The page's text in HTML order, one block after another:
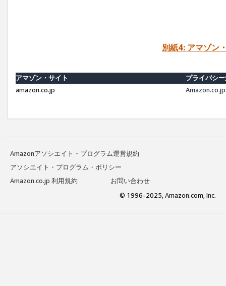
別紙4: アマゾン
アマゾン・サイト
プライバシ
amazon.co.jp
Amazonアソシエイト・プログラム運営規約
アソシエイト・プログラム・ポリシー
Amazon.co.jp 利用規約
お問い合わせ
© 1996-2025, Amazon.com, Inc.